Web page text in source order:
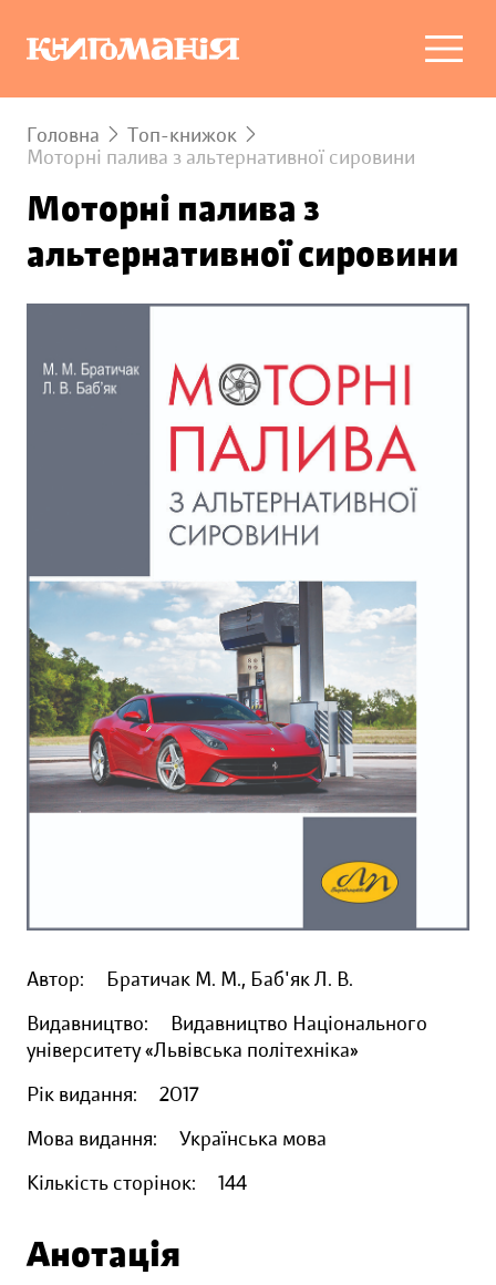
Головна
Топ-книжок
Моторні палива з альтернативної сировини
Моторні палива з
альтернативної сировини
Автор:
Братичак М. М., Баб'як Л. В.
Видавництво:
Видавництво Національного
університету «Львівська політехніка»
Рік видання:
2017
Мова видання:
Українська мова
Кількість сторінок:
144
Анотація